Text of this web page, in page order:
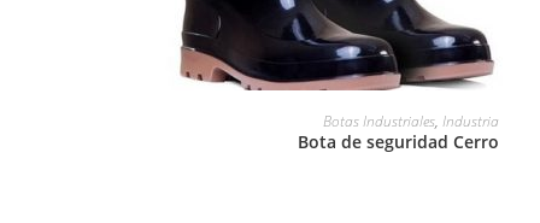
Botas Industriales,Industria
Bota de seguridad Cerro